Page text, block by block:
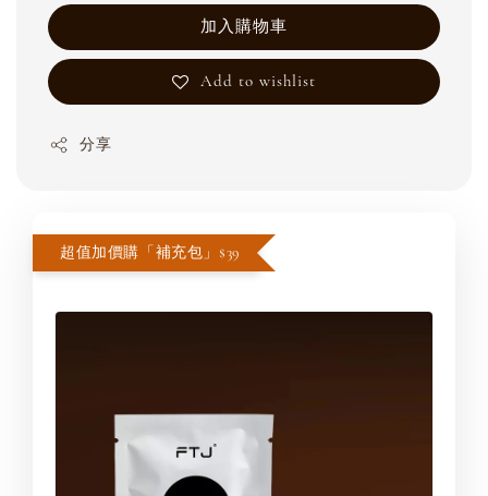
加入購物車
Add to wishlist
分享
超值加價購「補充包」$39